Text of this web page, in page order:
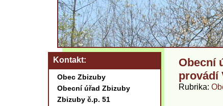
Obecní
provádí
Rubrika
Kontakt
Obec Zbizuby
Obecní úřad Zbizuby
Zbizuby č.p. 51